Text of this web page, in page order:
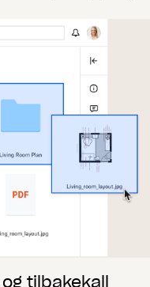
tilbakekall